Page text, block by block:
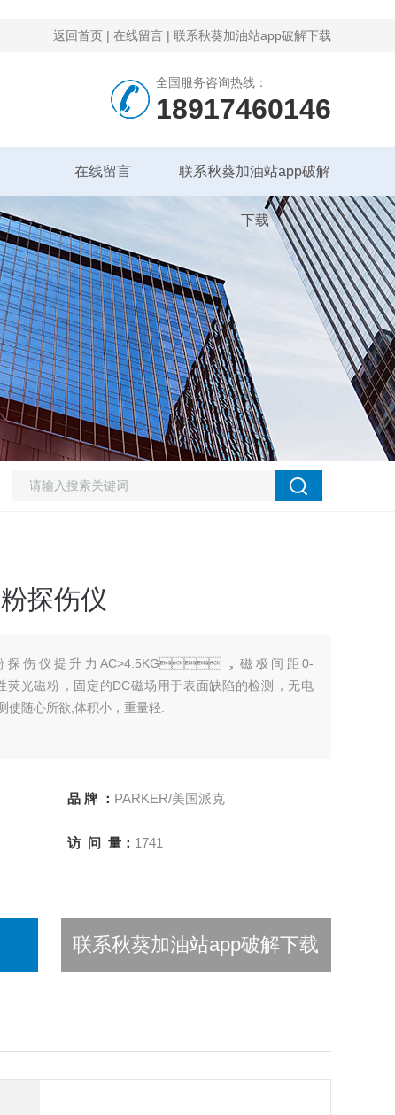
返回首页 | 在线留言 | 联系秋葵加油站app破解下载
全国服务咨询热线：
18917460146
在线留言 联系秋葵加油站app破解
下载
探伤仪
探伤仪提升力AC>4.5KG，磁极间距0-
磁粉，固定的DC磁场用于表面缺陷的检测，无电
测使随心所欲,体积小，重量轻.
品 牌 ： PARKER/美国派克
访 问 量： 1741
联系秋葵加油站app破解下载